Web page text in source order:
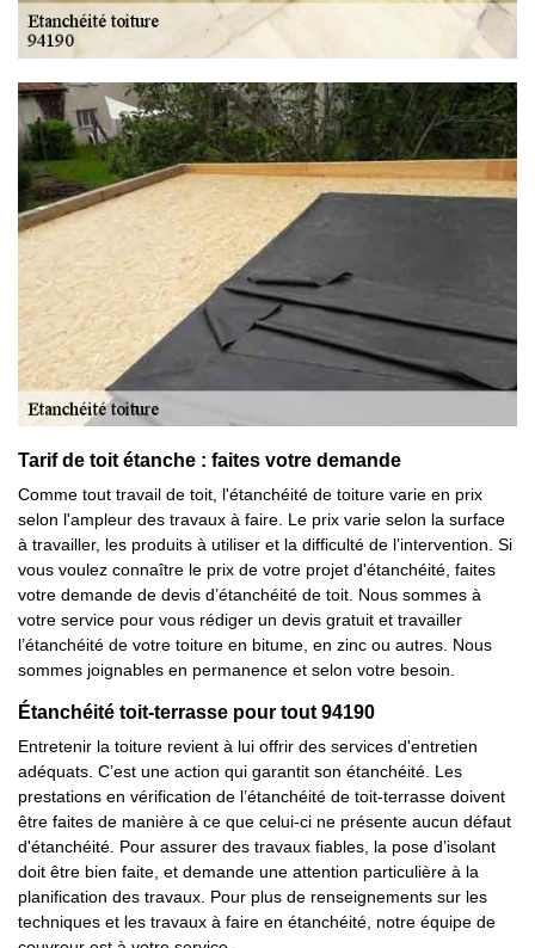
Tarif de toit étanche : faites votre demande
Comme tout travail de toit, l'étanchéité de toiture varie en prix
selon l'ampleur des travaux à faire. Le prix varie selon la surface
à travailler, les produits à utiliser et la difficulté de l’intervention. Si
vous voulez connaître le prix de votre projet d'étanchéité, faites
votre demande de devis d’étanchéité de toit. Nous sommes à
votre service pour vous rédiger un devis gratuit et travailler
l’étanchéité de votre toiture en bitume, en zinc ou autres. Nous
sommes joignables en permanence et selon votre besoin.
Étanchéité toit-terrasse pour tout 94190
Entretenir la toiture revient à lui offrir des services d'entretien
adéquats. C’est une action qui garantit son étanchéité. Les
prestations en vérification de l’étanchéité de toit-terrasse doivent
être faites de manière à ce que celui-ci ne présente aucun défaut
d'étanchéité. Pour assurer des travaux fiables, la pose d’isolant
doit être bien faite, et demande une attention particulière à la
planification des travaux. Pour plus de renseignements sur les
techniques et les travaux à faire en étanchéité, notre équipe de